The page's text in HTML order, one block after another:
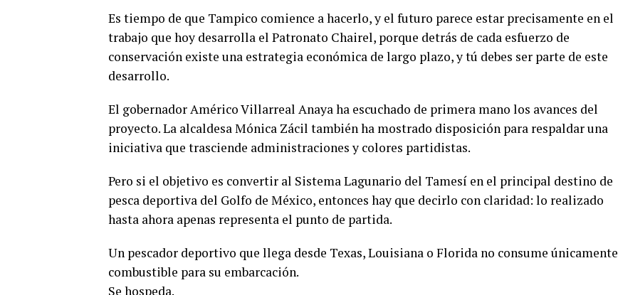
Es tiempo de que Tampico comience a hacerlo, y el futuro parece estar precisamente en el
trabajo que hoy desarrolla el Patronato Chairel, porque detrás de cada esfuerzo de
conservación existe una estrategia económica de largo plazo, y tú debes ser parte de este
desarrollo.
El gobernador Américo Villarreal Anaya ha escuchado de primera mano los avances del
proyecto. La alcaldesa Mónica Zácil también ha mostrado disposición para respaldar una
iniciativa que trasciende administraciones y colores partidistas.
Pero si el objetivo es convertir al Sistema Lagunario del Tamesí en el principal destino de
pesca deportiva del Golfo de México, entonces hay que decirlo con claridad: lo realizado
hasta ahora apenas representa el punto de partida.
Un pescador deportivo que llega desde Texas, Louisiana o Florida no consume únicamente
combustible para su embarcación.
Se hospeda.